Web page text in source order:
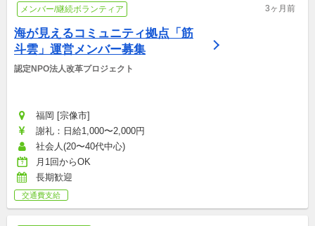
メンバー/継続ボランティア 3ヶ月前
海が見えるコミュニティ拠点「筋
斗雲」運営メンバー募集
認定NPO法人改革プロジェクト
福岡 [宗像市]
謝礼：日給1,000〜2,000円
社会人(20〜40代中心)
月1回からOK
長期歓迎
交通費支給